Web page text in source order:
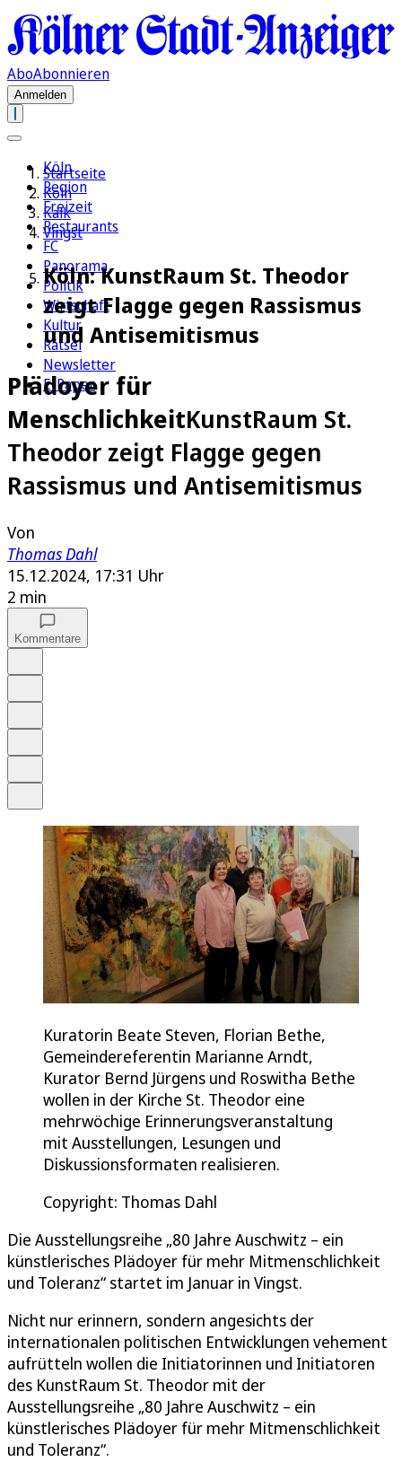
AboAbonnieren
Anmelden
Köln
Region
Freizeit
Restaurants
FC
Panorama
Politik
Wirtschaft
Kultur
Rätsel
Newsletter
E-Paper
Startseite
Köln
Kalk
Vingst
Köln: KunstRaum St. Theodor
zeigt Flagge gegen Rassismus
und Antisemitismus
Plädoyer für
MenschlichkeitKunstRaum St.
Theodor zeigt Flagge gegen
Rassismus und Antisemitismus
Von
Thomas Dahl
15.12.2024, 17:31 Uhr
2 min
Kommentare
Kuratorin Beate Steven, Florian Bethe,
Gemeindereferentin Marianne Arndt,
Kurator Bernd Jürgens und Roswitha Bethe
wollen in der Kirche St. Theodor eine
mehrwöchige Erinnerungsveranstaltung
mit Ausstellungen, Lesungen und
Diskussionsformaten realisieren.
Copyright: Thomas Dahl
Die Ausstellungsreihe „80 Jahre Auschwitz – ein
künstlerisches Plädoyer für mehr Mitmenschlichkeit
und Toleranz“ startet im Januar in Vingst.
Nicht nur erinnern, sondern angesichts der
internationalen politischen Entwicklungen vehement
aufrütteln wollen die Initiatorinnen und Initiatoren
des KunstRaum St. Theodor mit der
Ausstellungsreihe „80 Jahre Auschwitz – ein
künstlerisches Plädoyer für mehr Mitmenschlichkeit
und Toleranz“.